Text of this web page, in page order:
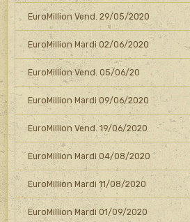
EuroMillion Vend. 29/05/2020
EuroMillion Mardi 02/06/2020
EuroMillion Vend. 05/06/20
EuroMillion Mardi 09/06/2020
EuroMillion Vend. 19/06/2020
EuroMillion Mardi 04/08/2020
EuroMillion Mardi 11/08/2020
EuroMillion Mardi 01/09/2020